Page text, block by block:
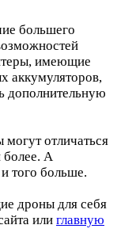
большего
имеющие
аккумуляторов,
дополнительную
отличаться
более. А
того больше.
дроны для себя
или главную